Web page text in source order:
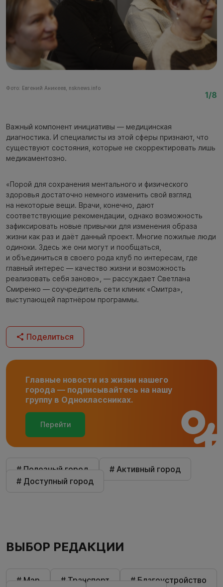
Фото: Евгений Аникеев, nsknews.info
1/8
Важный компонент инициативы — медицинская
диагностика. И специалисты из этой сферы признают, что
существуют состояния, которые не скорректировать лишь
медикаментозно.
«Порой для сохранения ментального и физического
здоровья достаточно немного изменить свой взгляд
на некоторые вещи. Врачи, конечно, дают
соответствующие рекомендации, однако возможность
зафиксировать новые привычки для изменения образа
жизни как раз и даёт данный проект. Многие пожилые люди
одиноки. Здесь же они могут и пообщаться,
и объединиться в своего рода клуб по интересам, где
главный интерес — качество жизни и возможность
реализовать себя заново», — рассуждает Светлана
Смиренко — соучредитель сети клиник «Смитра»,
выступающей партнёром программы.
Поделиться
Главные новости из жизни нашего
города — подписывайтесь на нашу
группу в Одноклассниках.
Перейти
# Полезный город
# Активный город
# Доступный город
ВЫБОР РЕДАКЦИИ
# Мэр # Транспорт
# Благоустройство